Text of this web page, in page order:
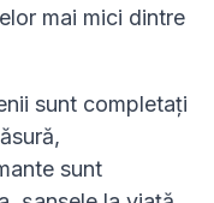
mai mici dintre
sunt completați
sunt